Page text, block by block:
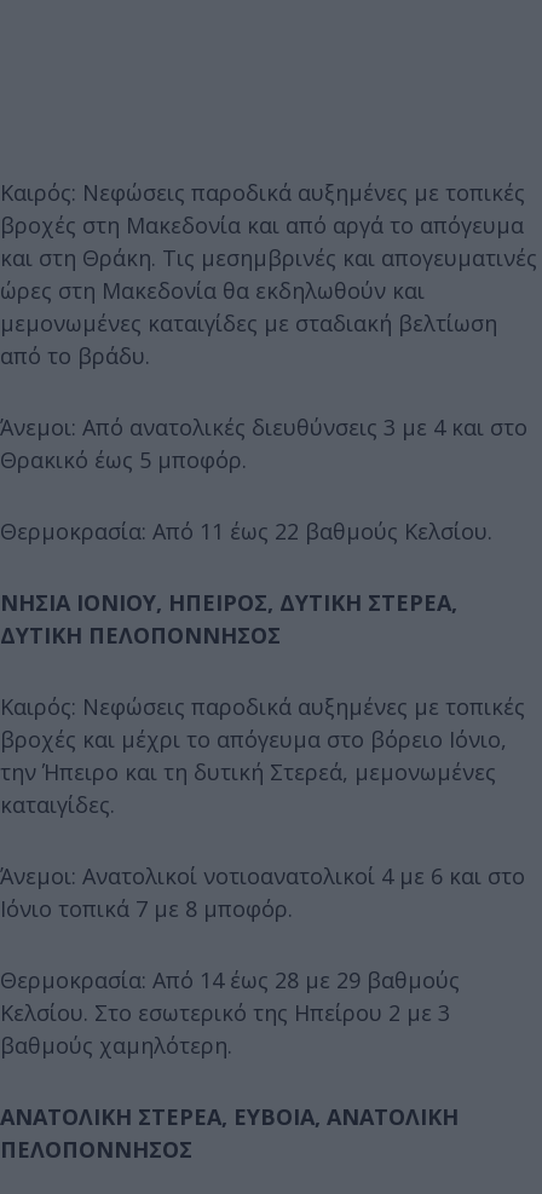
Καιρός: Νεφώσεις παροδικά αυξημένες με τοπικές
βροχές στη Μακεδονία και από αργά το απόγευμα
και στη Θράκη. Τις μεσημβρινές και απογευματινές
ώρες στη Μακεδονία θα εκδηλωθούν και
μεμονωμένες καταιγίδες με σταδιακή βελτίωση
από το βράδυ.
Άνεμοι: Από ανατολικές διευθύνσεις 3 με 4 και στο
Θρακικό έως 5 μποφόρ.
Θερμοκρασία: Από 11 έως 22 βαθμούς Κελσίου.
ΝΗΣΙΑ ΙΟΝΙΟΥ, ΗΠΕΙΡΟΣ, ΔΥΤΙΚΗ ΣΤΕΡΕΑ,
ΔΥΤΙΚΗ ΠΕΛΟΠΟΝΝΗΣΟΣ
Καιρός: Νεφώσεις παροδικά αυξημένες με τοπικές
βροχές και μέχρι το απόγευμα στο βόρειο Ιόνιο,
την Ήπειρο και τη δυτική Στερεά, μεμονωμένες
καταιγίδες.
Άνεμοι: Ανατολικοί νοτιοανατολικοί 4 με 6 και στο
Ιόνιο τοπικά 7 με 8 μποφόρ.
Θερμοκρασία: Από 14 έως 28 με 29 βαθμούς
Κελσίου. Στο εσωτερικό της Ηπείρου 2 με 3
βαθμούς χαμηλότερη.
ΑΝΑΤΟΛΙΚΗ ΣΤΕΡΕΑ, ΕΥΒΟΙΑ, ΑΝΑΤΟΛΙΚΗ
ΠΕΛΟΠΟΝΝΗΣΟΣ